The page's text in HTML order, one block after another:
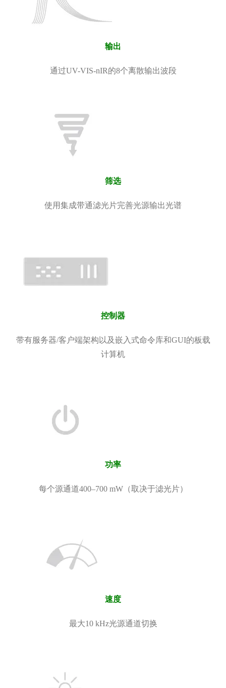
输出
通过UV-VIS-nIR的8个离散输出波段
筛选
使用集成带通滤光片完善光源输出光谱
控制器
带有服务器/客户端架构以及嵌入式命令库和GUI的板载
计算机
功率
每个源通道400–700 mW（取决于滤光片）
速度
最大10 kHz光源通道切换